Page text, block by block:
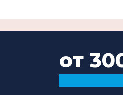
от